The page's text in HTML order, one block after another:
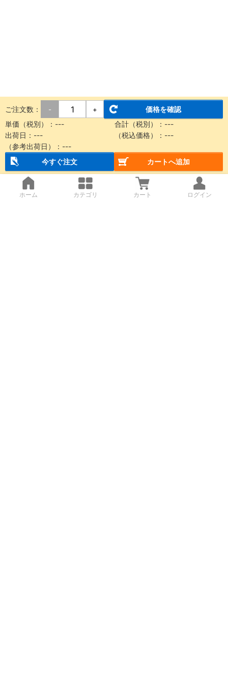
ご注文数： - +
価格を確認
単価（税別）：---
合計（税別）：---
出荷日：---
（税込価格）：---
（参考出荷日）：---
今すぐ注文
カートへ追加
ホーム カテゴリ カート ログイン